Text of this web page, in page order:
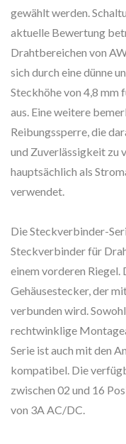
gewählt werden.
aktuelle Bewertung
Drahtbereichen von
sich durch eine dünne
Steckhöhe von 4,8
aus. Eine weitere
Reibungssperre, die
und Zuverlässigkeit zu
hauptsächlich als
verwendet.
Die Steckverbinder-
Steckverbinder für
einem vorderen Riegel.
Gehäusestecker, der
verbunden wird.
rechtwinklige
Serie ist auch mit den
kompatibel. Die
zwischen 02 und 16
von 3A AC/DC.